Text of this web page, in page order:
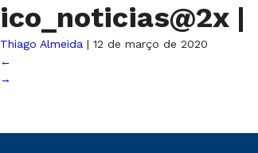
ico_noticias@2x |
Thiago Almeida | 12 de março de 2020
←
→